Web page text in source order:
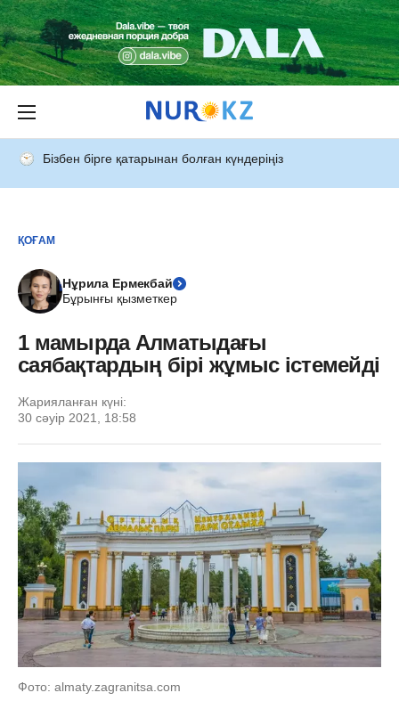
Бізбен бірге қатарынан болған күндеріңіз
ҚОҒАМ
Нұрила Ермекбай
Бұрынғы қызметкер
1 мамырда Алматыдағы
саябақтардың бірі жұмыс істемейді
Жарияланған күні:
30 сәуір 2021, 18:58
Фото: almaty.zagranitsa.com